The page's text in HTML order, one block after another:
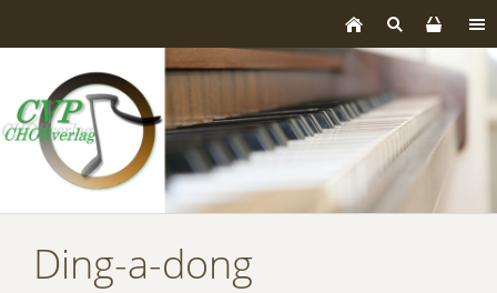
Ding-a-dong